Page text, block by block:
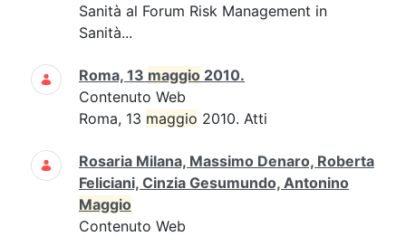
Sanità al Forum Risk Management in
Sanità...
Roma, 13 maggio 2010.
Contenuto Web
Roma, 13 maggio 2010. Atti
Rosaria Milana, Massimo Denaro, Roberta
Feliciani, Cinzia Gesumundo, Antonino
Maggio
Contenuto Web